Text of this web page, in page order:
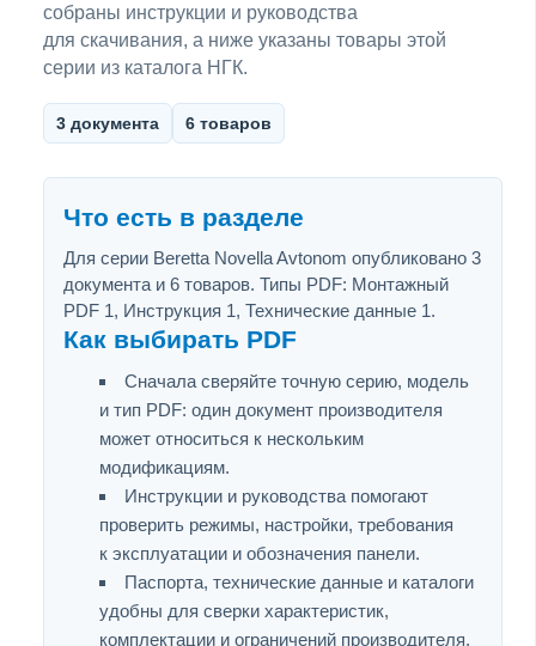
собраны инструкции и руководства
для скачивания, а ниже указаны товары этой
серии из каталога НГК.
3 документа 6 товаров
Что есть в разделе
Для серии Beretta Novella Avtonom опубликовано 3
документа и 6 товаров. Типы PDF: Монтажный
PDF 1, Инструкция 1, Технические данные 1.
Как выбирать PDF
Сначала сверяйте точную серию, модель
и тип PDF: один документ производителя
может относиться к нескольким
модификациям.
Инструкции и руководства помогают
проверить режимы, настройки, требования
к эксплуатации и обозначения панели.
Паспорта, технические данные и каталоги
удобны для сверки характеристик,
комплектации и ограничений производителя.